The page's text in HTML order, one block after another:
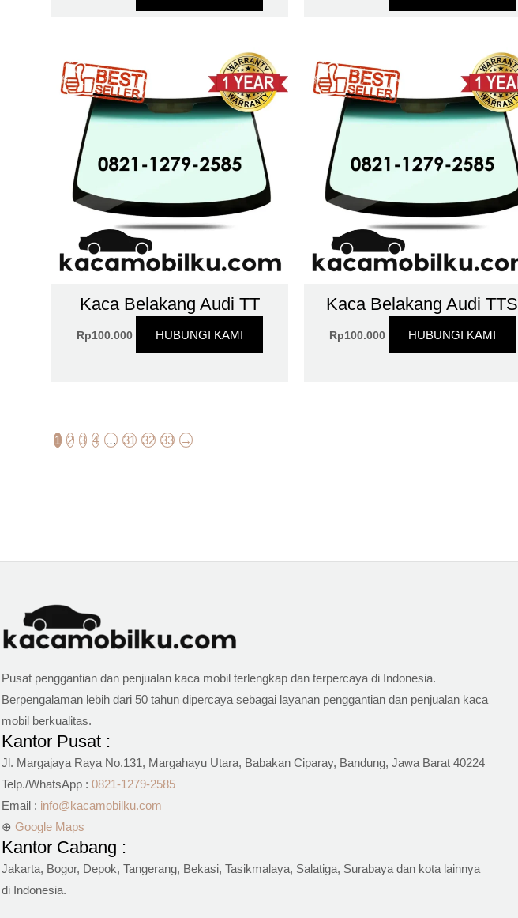
Kaca Belakang Audi TT
Rp100.000 HUBUNGI KAMI
Kaca Belakang Audi TTS
Rp100.000 HUBUNGI KAMI
1 2 3 4 … 31 32 33 →
Pusat penggantian dan penjualan kaca mobil terlengkap dan terpercaya di Indonesia.
Berpengalaman lebih dari 50 tahun dipercaya sebagai layanan penggantian dan penjualan kaca
mobil berkualitas.
Kantor Pusat :
Jl. Margajaya Raya No.131, Margahayu Utara, Babakan Ciparay, Bandung, Jawa Barat 40224
Telp./WhatsApp : 0821-1279-2585
Email : info@kacamobilku.com
⊕ Google Maps
Kantor Cabang :
Jakarta, Bogor, Depok, Tangerang, Bekasi, Tasikmalaya, Salatiga, Surabaya dan kota lainnya
di Indonesia.